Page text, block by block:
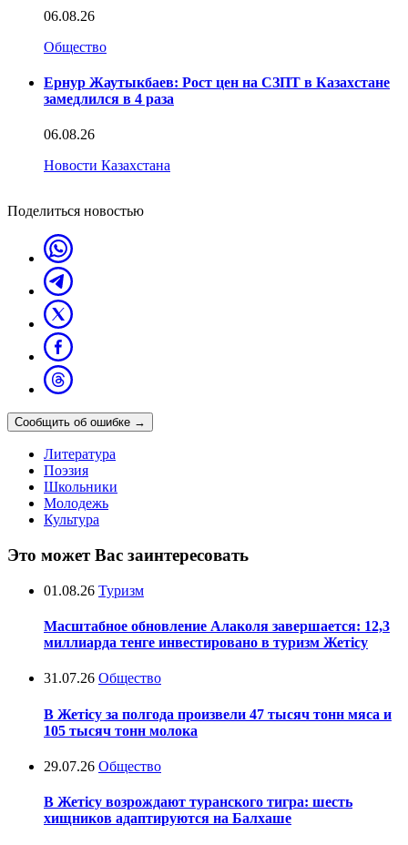
06.08.26
Общество
Ернур Жаутыкбаев: Рост цен на СЗПТ в Казахстане
замедлился в 4 раза
06.08.26
Новости Казахстана
Поделиться новостью
Сообщить об ошибке →
Литература
Поэзия
Школьники
Молодежь
Культура
Это может Вас заинтересовать
01.08.26 Туризм
Масштабное обновление Алаколя завершается: 12,3
миллиарда тенге инвестировано в туризм Жетісу
31.07.26 Общество
В Жетісу за полгода произвели 47 тысяч тонн мяса и
105 тысяч тонн молока
29.07.26 Общество
В Жетісу возрождают туранского тигра: шесть
хищников адаптируются на Балхаше